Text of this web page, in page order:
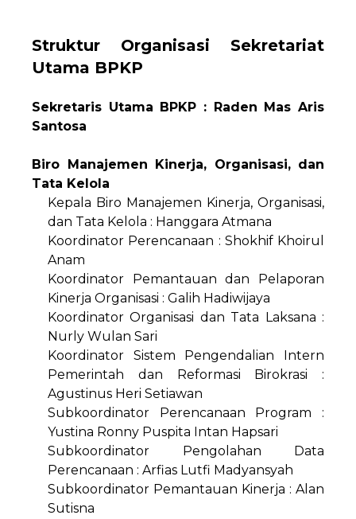
Struktur Organisasi Sekretariat
Utama BPKP
Sekretaris Utama BPKP : Raden Mas Aris
Santosa
Biro Manajemen Kinerja, Organisasi, dan
Tata Kelola
Kepala Biro Manajemen Kinerja, Organisasi,
dan Tata Kelola : Hanggara Atmana
Koordinator Perencanaan : Shokhif Khoirul
Anam
Koordinator Pemantauan dan Pelaporan
Kinerja Organisasi : Galih Hadiwijaya
Koordinator Organisasi dan Tata Laksana :
Nurly Wulan Sari
Koordinator Sistem Pengendalian Intern
Pemerintah dan Reformasi Birokrasi :
Agustinus Heri Setiawan
Subkoordinator Perencanaan Program :
Yustina Ronny Puspita Intan Hapsari
Subkoordinator Pengolahan Data
Perencanaan : Arfias Lutfi Madyansyah
Subkoordinator Pemantauan Kinerja : Alan
Sutisna